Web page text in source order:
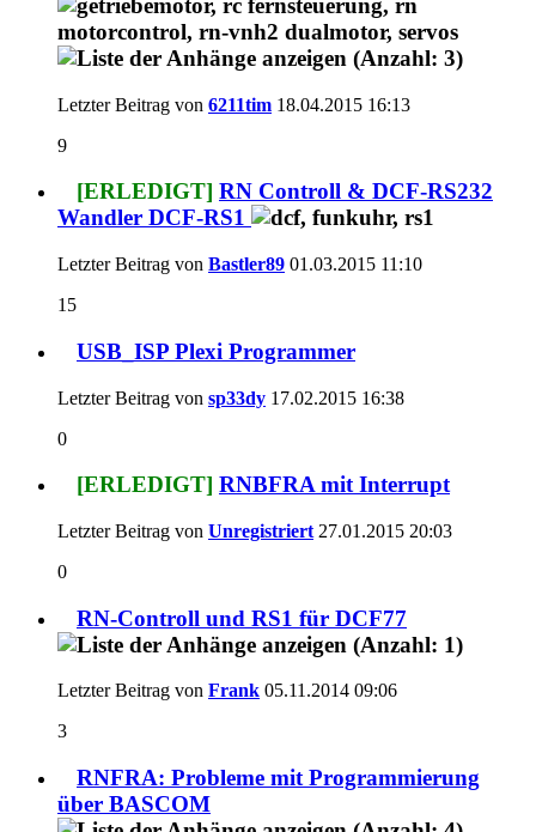
Letzter Beitrag von 6211tim 18.04.2015 16:13
9
[ERLEDIGT] RN Controll & DCF-RS232
Wandler DCF-RS1
Letzter Beitrag von Bastler89 01.03.2015 11:10
15
USB_ISP Plexi Programmer
Letzter Beitrag von sp33dy 17.02.2015 16:38
0
[ERLEDIGT] RNBFRA mit Interrupt
Letzter Beitrag von Unregistriert 27.01.2015 20:03
0
RN-Controll und RS1 für DCF77
Letzter Beitrag von Frank 05.11.2014 09:06
3
RNFRA: Probleme mit Programmierung
über BASCOM